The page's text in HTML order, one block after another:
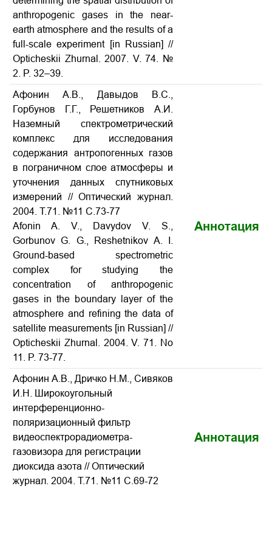
anthropogenic gases in the near-
earth atmosphere and the results of a
full-scale experiment [in Russian] //
Opticheskii Zhurnal. 2007. V. 74. №
2. P. 32–39.
Афонин А.В., Давыдов В.С.,
Горбунов Г.Г., Решетников А.И.
Наземный спектрометрический
комплекс для исследования
содержания антропогенных газов
в пограничном слое атмосферы и
уточнения данных спутниковых
измерений // Оптический журнал.
2004. Т.71. №11 С.73-77
Afonin A. V., Davydov V. S.,
Gorbunov G. G., Reshetnikov A. I.
Ground-based spectrometric
complex for studying the
concentration of anthropogenic
gases in the boundary layer of the
atmosphere and refining the data of
satellite measurements [in Russian] //
Opticheskii Zhurnal. 2004. V. 71. No
11. P. 73-77.
Аннотация
Афонин А.В., Дричко Н.М., Сивяков
И.Н. Широкоугольный
интерференционно-
поляризационный фильтр
видеоспектрорадиометра-
газовизора для регистрации
диоксида азота // Оптический
журнал. 2004. Т.71. №11 С.69-72
Аннотация